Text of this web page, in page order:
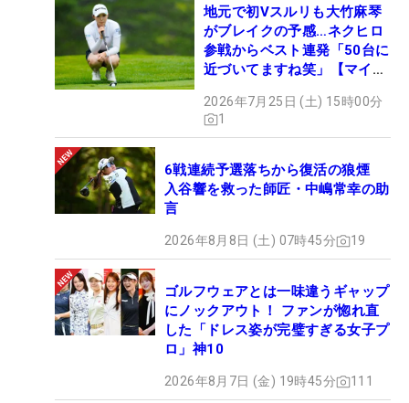
地元で初Vスルリも大竹麻琴
がブレイクの予感…ネクヒロ
参戦からベスト連発「50台に
近づいてますね笑」【マイナ
2026年7月25日 (土) 15時00分
1
6戦連続予選落ちから復活の狼煙
入谷響を救った師匠・中嶋常幸の助
言
2026年8月8日 (土) 07時45分 19
ゴルフウェアとは一味違うギャップ
にノックアウト！ ファンが惚れ直
した「ドレス姿が完璧すぎる女子プ
ロ」神10
2026年8月7日 (金) 19時45分 111